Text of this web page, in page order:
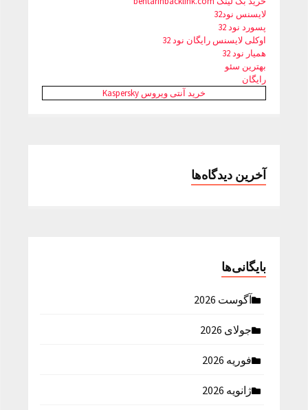
لایسنس نود32
پسورد نود 32
اوکلی لایسنس رایگان نود 32
همیار نود 32
بهترین سئو
رایگان
خرید آنتی ویروس Kaspersky
آخرین دیدگاه‌ها
بایگانی‌ها
آگوست 2026
جولای 2026
فوریه 2026
ژانویه 2026